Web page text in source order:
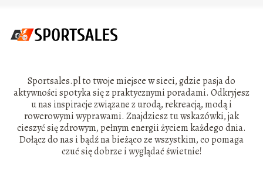
Sportsales.pl to twoje miejsce w sieci, gdzie pasja do
aktywności spotyka się z praktycznymi poradami. Odkryjesz
u nas inspiracje związane z urodą, rekreacją, modą i
rowerowymi wyprawami. Znajdziesz tu wskazówki, jak
cieszyć się zdrowym, pełnym energii życiem każdego dnia.
Dołącz do nas i bądź na bieżąco ze wszystkim, co pomaga
czuć się dobrze i wyglądać świetnie!